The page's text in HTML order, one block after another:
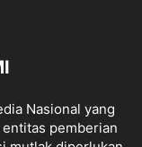
Nasional yang
pemberian